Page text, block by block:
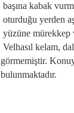
 başına kabak
 oturduğu yerden
 yüzüne
Velhasıl kelam,
görmemiştir.
bulunmaktadır.